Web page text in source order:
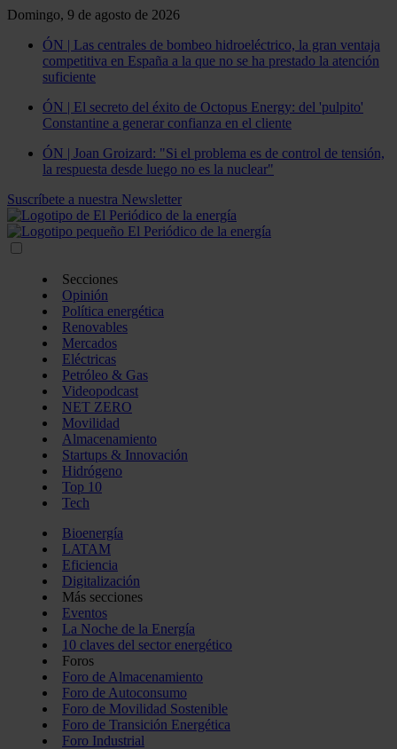
Domingo, 9 de agosto de 2026
ÓN | Las centrales de bombeo hidroeléctrico, la gran ventaja
competitiva en España a la que no se ha prestado la atención
suficiente
ÓN | El secreto del éxito de Octopus Energy: del 'pulpito'
Constantine a generar confianza en el cliente
ÓN | Joan Groizard: "Si el problema es de control de tensión,
la respuesta desde luego no es la nuclear"
Suscríbete a nuestra Newsletter
Secciones
Opinión
Política energética
Renovables
Mercados
Eléctricas
Petróleo & Gas
Videopodcast
NET ZERO
Movilidad
Almacenamiento
Startups & Innovación
Hidrógeno
Top 10
Tech
Bioenergía
LATAM
Eficiencia
Digitalización
Más secciones
Eventos
La Noche de la Energía
10 claves del sector energético
Foros
Foro de Almacenamiento
Foro de Autoconsumo
Foro de Movilidad Sostenible
Foro de Transición Energética
Foro Industrial